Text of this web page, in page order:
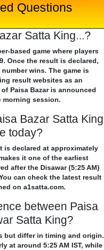
Questions
Satta King...?
based game where players
Once the result is declared,
wins. The game is
result websites as an
Paisa Bazar is announced
morning session.
Bazar Satta King
today?
is declared at approximately
it one of the earliest
after the Disawar (5:25 AM)
can check the latest result
on a1satta.com.
between Paisa
Satta King?
but differ in timing and origin.
at around 5:25 AM IST, while